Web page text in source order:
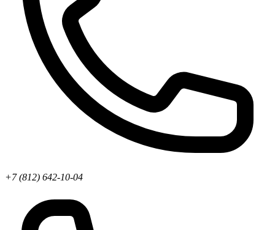
+7 (812) 642-10-04